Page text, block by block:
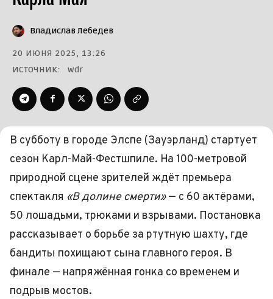
Владислав Лебедев
20 ИЮНЯ 2025, 13:26
ИСТОЧНИК:
wdr
В субботу в городе Элспе (Зауэрланд) стартует
сезон Карл-Май-Фестшпиле. На 100-метровой
природной сцене зрителей ждёт премьера
спектакля «В долине смерти»— с 60 актёрами,
50 лошадьми, трюками и взрывами. Постановка
рассказывает о борьбе за ртутную шахту, где
бандиты похищают сына главного героя. В
финале — напряжённая гонка со временем и
подрыв мостов.